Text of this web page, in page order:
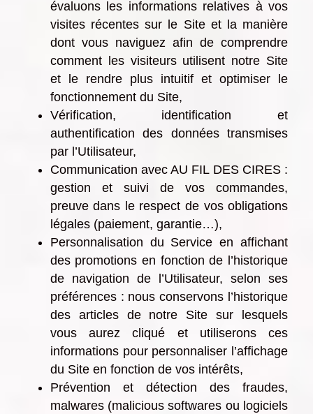
évaluons les informations relatives à vos
visites récentes sur le Site et la manière
dont vous naviguez afin de comprendre
comment les visiteurs utilisent notre Site
et le rendre plus intuitif et optimiser le
fonctionnement du Site,
Vérification, identification et
authentification des données transmises
par l’Utilisateur,
Communication avec AU FIL DES CIRES :
gestion et suivi de vos commandes,
preuve dans le respect de vos obligations
légales (paiement, garantie…),
Personnalisation du Service en affichant
des promotions en fonction de l’historique
de navigation de l’Utilisateur, selon ses
préférences : nous conservons l’historique
des articles de notre Site sur lesquels
vous aurez cliqué et utiliserons ces
informations pour personnaliser l’affichage
du Site en fonction de vos intérêts,
Prévention et détection des fraudes,
malwares (malicious softwares ou logiciels